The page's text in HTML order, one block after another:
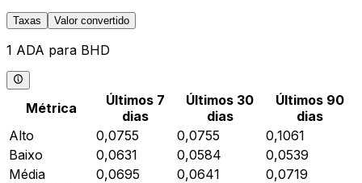
Taxas Valor convertido
1 ADA para BHD
Métrica
Últimos 7
dias
Últimos 30
dias
Últimos 90
dias
Alto
0,0755 0,0755
0,1061
Baixo
0,0631 0,0584
0,0539
Média
0,0695 0,0641
0,0719